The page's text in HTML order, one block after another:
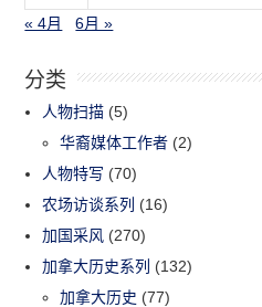
« 4月
6月 »
分类
人物扫描 (5)
华裔媒体工作者 (2)
人物特写 (70)
农场访谈系列 (16)
加国采风 (270)
加拿大历史系列 (132)
加拿大历史 (77)